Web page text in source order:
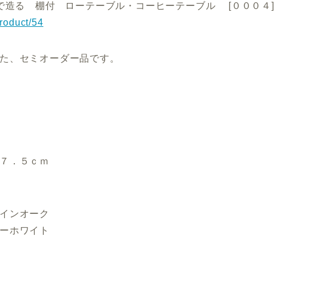
造る 棚付 ローテーブル・コーヒーテーブル [０００４]
54
、セミオーダー品です。
．５ｃｍ
ンオーク
ホワイト